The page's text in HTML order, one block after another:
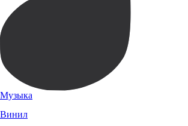
Музыка
Винил